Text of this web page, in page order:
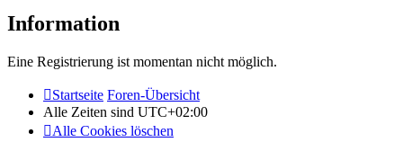
Information
Eine Registrierung ist momentan nicht möglich.
Startseite Foren-Übersicht
Alle Zeiten sind UTC+02:00
Alle Cookies löschen